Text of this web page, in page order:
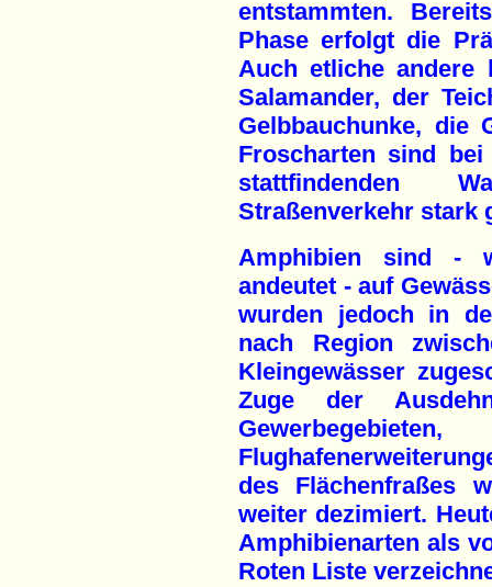
entstammten.
Phase erfolgt die
Auch etliche andere
Salamander, der
Gelbbauchunke, die
Froscharten sind
stattfindenden
Straßenverkehr stark
Amphibien sind -
andeutet - auf
wurden jedoch in
nach Region
Kleingewässer
Zuge der
des Flächenfraßes
weiter dezimiert.
Amphibienarten als
Roten Liste